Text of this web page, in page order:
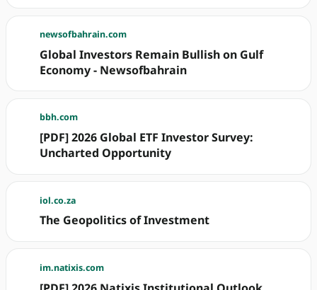
newsofbahrain.com
Global Investors Remain Bullish on Gulf
Economy - Newsofbahrain
bbh.com
[PDF] 2026 Global ETF Investor Survey:
Uncharted Opportunity
iol.co.za
The Geopolitics of Investment
im.natixis.com